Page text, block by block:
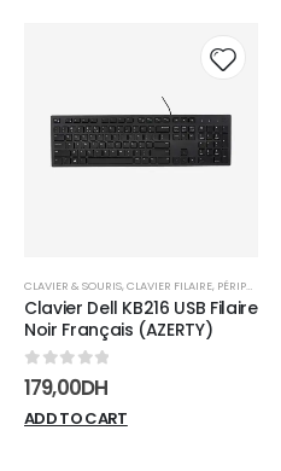
wishlist
CLAVIER & SOURIS,CLAVIER FILAIRE, PÉRIPHÉRIQUES
Clavier Dell KB216 USB Filaire
Noir Français (AZERTY)
0sur 5
179,00DH
ADD TO CART